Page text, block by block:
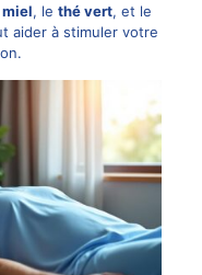
miel, le thé vert, et le
aider à stimuler votre